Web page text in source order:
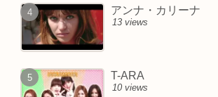
アンナ・カリーナ
13 views
T-ARA
10 views